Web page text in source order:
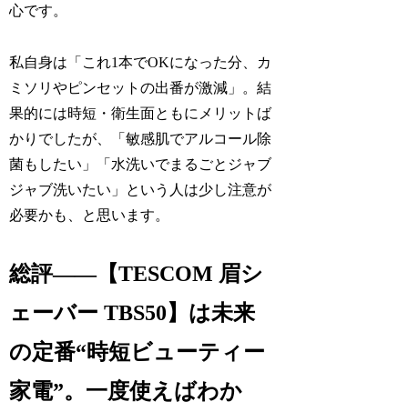
心です。
私自身は「これ1本でOKになった分、カ
ミソリやピンセットの出番が激減」。結
果的には時短・衛生面ともにメリットば
かりでしたが、「敏感肌でアルコール除
菌もしたい」「水洗いでまるごとジャブ
ジャブ洗いたい」という人は少し注意が
必要かも、と思います。
総評――【TESCOM 眉シ
ェーバー TBS50】は未来
の定番“時短ビューティー
家電”。一度使えばわか